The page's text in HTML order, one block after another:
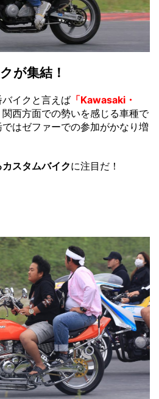
が集結！
イクと言えば 「Kawasaki・
関西方面での勢いを感じる車種で
はゼファーでの参加がかなり増
スタムバイクに注目だ！